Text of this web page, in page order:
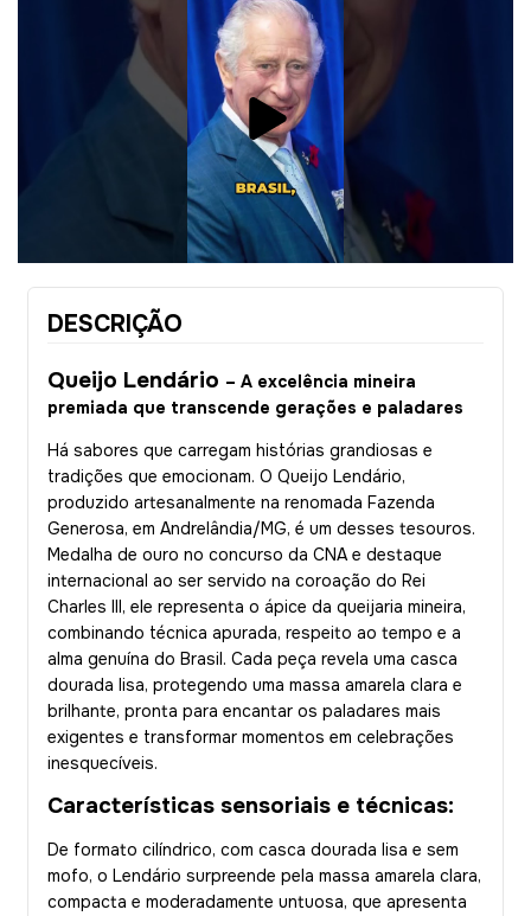
DESCRIÇÃO
Queijo Lendário – A excelência mineira
premiada que transcende gerações e paladares
Há sabores que carregam histórias grandiosas e
tradições que emocionam. O Queijo Lendário,
produzido artesanalmente na renomada Fazenda
Generosa, em Andrelândia/MG, é um desses tesouros.
Medalha de ouro no concurso da CNA e destaque
internacional ao ser servido na coroação do Rei
Charles III, ele representa o ápice da queijaria mineira,
combinando técnica apurada, respeito ao tempo e a
alma genuína do Brasil. Cada peça revela uma casca
dourada lisa, protegendo uma massa amarela clara e
brilhante, pronta para encantar os paladares mais
exigentes e transformar momentos em celebrações
inesquecíveis.
Características sensoriais e técnicas:
De formato cilíndrico, com casca dourada lisa e sem
mofo, o Lendário surpreende pela massa amarela clara,
compacta e moderadamente untuosa, que apresenta